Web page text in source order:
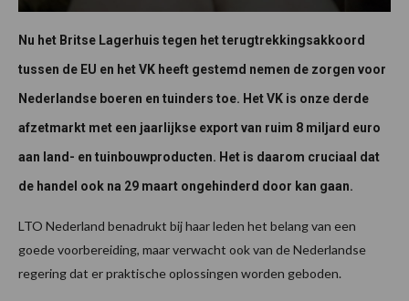
Nu het Britse Lagerhuis tegen het terugtrekkingsakkoord
tussen de EU en het VK heeft gestemd nemen de zorgen voor
Nederlandse boeren en tuinders toe. Het VK is onze derde
afzetmarkt met een jaarlijkse export van ruim 8 miljard euro
aan land- en tuinbouwproducten. Het is daarom cruciaal dat
de handel ook na 29 maart ongehinderd door kan gaan.
LTO Nederland benadrukt bij haar leden het belang van een
goede voorbereiding, maar verwacht ook van de Nederlandse
regering dat er praktische oplossingen worden geboden.